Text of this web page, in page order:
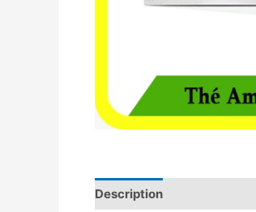
Description